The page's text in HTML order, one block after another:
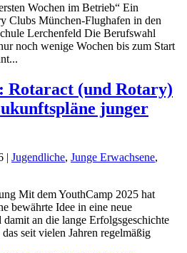
Wochen im Betrieb“ Ein
Clubs München-Flughafen in den
Lerchenfeld Die Berufswahl
noch wenige Wochen bis zum Start
Rotaract (und Rotary)
junger
| Jugendliche, Junge Erwachsene,
Mit dem YouthCamp 2025 hat
bewährte Idee in eine neue
an die lange Erfolgsgeschichte
seit vielen Jahren regelmäßig